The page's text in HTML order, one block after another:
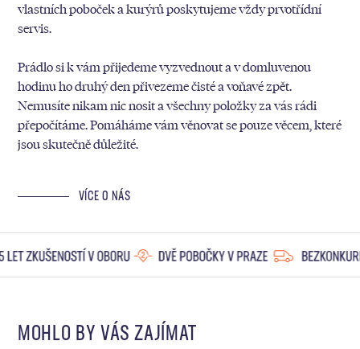
vlastních poboček a kurýrů poskytujeme vždy prvotřídní
servis.
Prádlo si k vám přijedeme vyzvednout a v domluvenou
hodinu ho druhý den přivezeme čisté a voňavé zpět.
Nemusíte nikam nic nosit a všechny položky za vás rádi
přepočítáme. Pomáháme vám věnovat se pouze věcem, které
jsou skutečně důležité.
VÍCE O NÁS
MOHLO BY VÁS ZAJÍMAT